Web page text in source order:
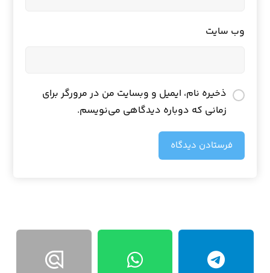
وب‌ سایت
ذخیره نام، ایمیل و وبسایت من در مرورگر برای
زمانی که دوباره دیدگاهی می‌نویسم.
فرستادن دیدگاه